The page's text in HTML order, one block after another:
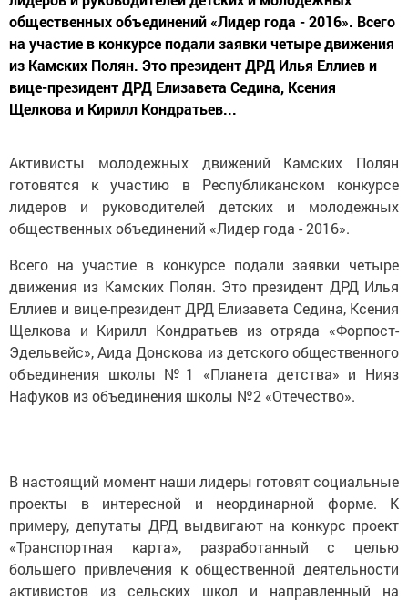
общественных объединений «Лидер года - 2016». Всего
на участие в конкурсе подали заявки четыре движения
из Камских Полян. Это президент ДРД Илья Еллиев и
вице-президент ДРД Елизавета Седина, Ксения
Щелкова и Кирилл Кондратьев...
Активисты молодежных движений Камских Полян
готовятся к участию в Республиканском конкурсе
лидеров и руководителей детских и молодежных
общественных объединений «Лидер года - 2016».
Всего на участие в конкурсе подали заявки четыре
движения из Камских Полян. Это президент ДРД Илья
Еллиев и вице-президент ДРД Елизавета Седина, Ксения
Щелкова и Кирилл Кондратьев из отряда «Форпост-
Эдельвейс», Аида Донскова из детского общественного
объединения школы №1 «Планета детства» и Нияз
Нафуков из объединения школы №2 «Отечество».
В настоящий момент наши лидеры готовят социальные
проекты в интересной и неординарной форме. К
примеру, депутаты ДРД выдвигают на конкурс проект
«Транспортная карта», разработанный с целью
большего привлечения к общественной деятельности
активистов из сельских школ и направленный на